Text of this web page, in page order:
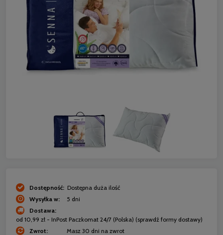
Dostępność: Dostępna duża ilość
Wysyłka w:
5 dni
Dostawa:
od 10,99 zł - InPost Paczkomat 24/7 (Polska) (sprawdź formy dostawy)
Zwrot:
Masz 30 dni na zwrot